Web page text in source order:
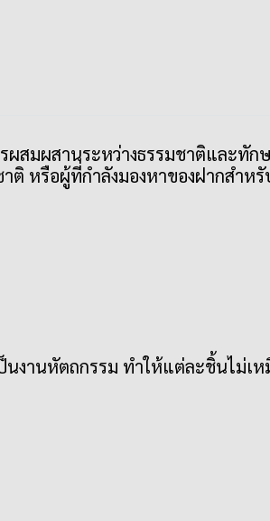
ผสมผสานระหว่างธรรมชาติและทัก
ติ หรือผู้ที่กำลังมองหาของฝากสำห
นงานหัตถกรรม ทำให้แต่ละชิ้นไม่เ